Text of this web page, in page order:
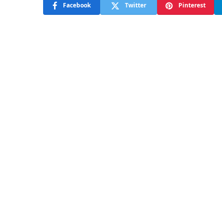
Facebook Twitter Pinterest